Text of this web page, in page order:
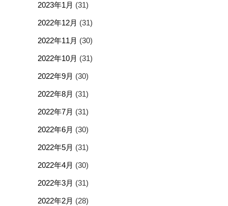
2023年1月 (31)
2022年12月 (31)
2022年11月 (30)
2022年10月 (31)
2022年9月 (30)
2022年8月 (31)
2022年7月 (31)
2022年6月 (30)
2022年5月 (31)
2022年4月 (30)
2022年3月 (31)
2022年2月 (28)